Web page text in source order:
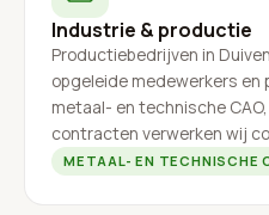
Industrie & productie
Productiebedrijven in
opgeleide medewerkers en
metaal- en technische
contracten verwerken wij
METAAL- EN TECHNISCHE